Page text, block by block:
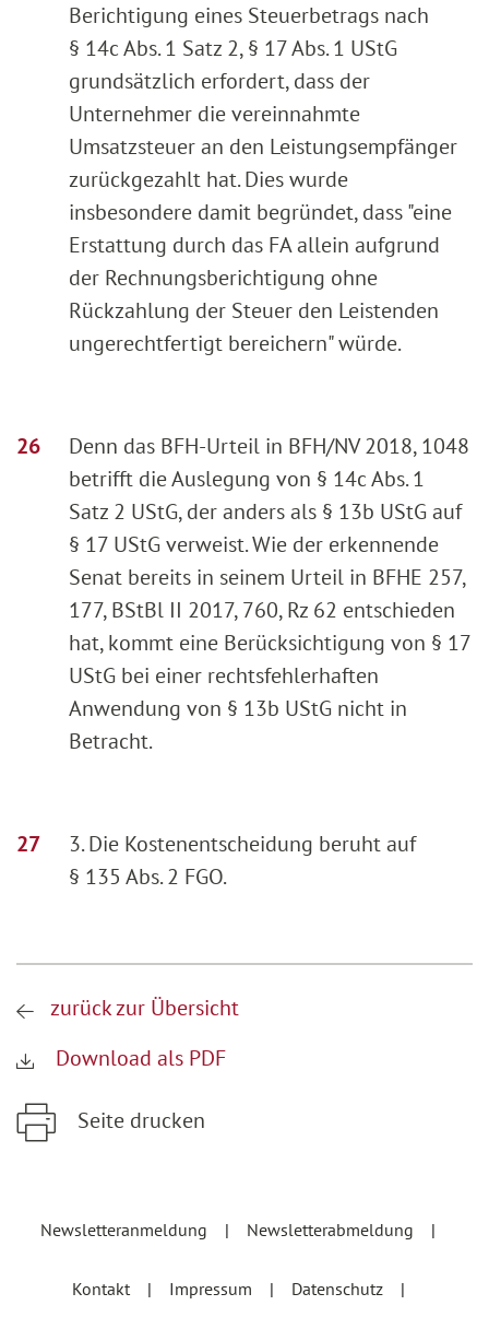
Berichtigung eines Steuerbetrags nach
§ 14c Abs. 1 Satz 2, § 17 Abs. 1 UStG
grundsätzlich erfordert, dass der
Unternehmer die vereinnahmte
Umsatzsteuer an den Leistungsempfänger
zurückgezahlt hat. Dies wurde
insbesondere damit begründet, dass "eine
Erstattung durch das FA allein aufgrund
der Rechnungsberichtigung ohne
Rückzahlung der Steuer den Leistenden
ungerechtfertigt bereichern" würde.
Denn das BFH-Urteil in BFH/NV 2018, 1048
betrifft die Auslegung von § 14c Abs. 1
Satz 2 UStG, der anders als § 13b UStG auf
§ 17 UStG verweist. Wie der erkennende
Senat bereits in seinem Urteil in BFHE 257,
177, BStBl II 2017, 760, Rz 62 entschieden
hat, kommt eine Berücksichtigung von § 17
UStG bei einer rechtsfehlerhaften
Anwendung von § 13b UStG nicht in
Betracht.
3. Die Kostenentscheidung beruht auf
§ 135 Abs. 2 FGO.
zurück zur Übersicht
Download als PDF
Seite drucken
Newsletteranmeldung
Newsletterabmeldung
Kontakt Impressum Datenschutz